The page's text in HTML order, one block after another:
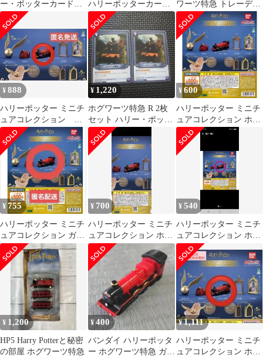
ー・ポッターカードゲ
ーム 賢者の石Part.1
ハリーポッターカー
ド ハリポカ 01-034
ワーツ特急 トレーディ
ングカード
¥888
ハリーポッター ミニチ
ュアコレクション ホ
グワーツ特急
¥ 1,220
ホグワーツ特急 R 2枚
セット ハリー・ポッタ
ー カードゲーム 賢者の
石
¥600
ハリーポッター ミニチ
ュアコレクション ホグ
ワーツ特急
¥ 755
ハリーポッター ミニチ
ュアコレクション ガチ
ャ ホグワーツ特急
¥ 700
ハリーポッター ミニチ
ュアコレクション ホグ
ワーツ特急
¥540
ハリーポッター ミニチ
ュアコレクション ホグ
ワーツ特急
¥ 1,200
HP5 Harry Potterと秘密
の部屋 ホグワーツ特急
¥400
バンダイ ハリーポッタ
ー ホグワーツ特急 ガチ
¥1,111
ハリーポッター ミニチ
ュアコレクション ホグ